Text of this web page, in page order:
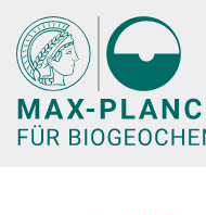
Hauptinhalt